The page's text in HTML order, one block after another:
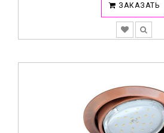
ЗАКАЗАТЬ